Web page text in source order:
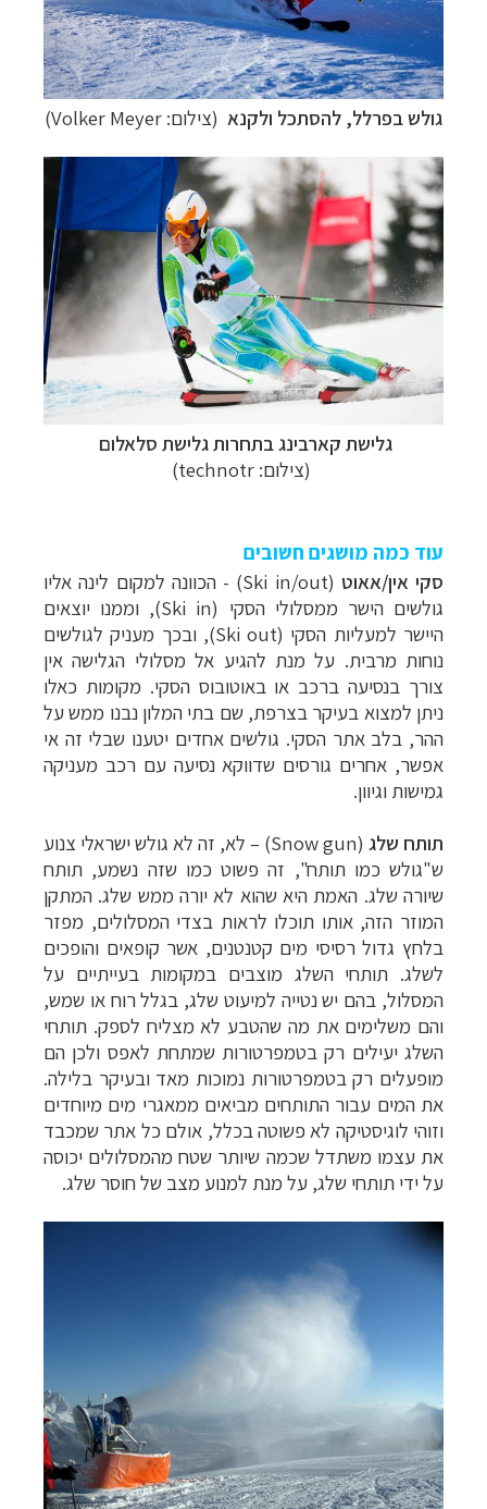
גולש בפרלל, להסתכל ולקנא (צילום: Volker Meyer
)
גלישת קארבינגבתחרות גלישת סלאלום
(צילום: technotr
)
עוד כמה מושגים חשובים
סקי אין/אאוט
(Ski in/out) - הכוונה למקום לינה אליו
גולשים הישר ממסלולי הסקי (Ski in), וממנו יוצאים
היישר למעליות הסקי (Ski out), ובכך מעניק לגולשים
נוחות מרבית. על מנת להגיע אל מסלולי הגלישה אין
צורך בנסיעה ברכב או באוטובוס הסקי. מקומות כאלו
ניתן למצוא בעיקר בצרפת, שם בתי המלון נבנו ממש על
ההר, בלב אתר הסקי. גולשים אחדים יטענו שבלי זה אי
אפשר, אחרים גורסים שדווקא נסיעה עם רכב מעניקה
גמישות וגיוון.
תותח שלג (
Snow gun) – לא, זה לא גולש ישראלי צנוע
ש"גולש כמו תותח", זה פשוט כמו שזה נשמע, תותח
שיורה שלג. האמת היא שהוא לא יורה ממש שלג. המתקן
המוזר הזה, אותו תוכלו לראות בצדי המסלולים, מפזר
בלחץ גדול רסיסי מים קטנטנים, אשר קופאים והופכים
לשלג. תותחי השלג מוצבים במקומות בעייתיים על
המסלול, בהם יש נטייה למיעוט שלג, בגלל רוח או שמש,
והם משלימים את מה שהטבע לא מצליח לספק. תותחי
השלג יעילים רק בטמפרטורות שמתחת לאפס ולכן הם
מופעלים רק בטמפרטורות נמוכות מאד ובעיקר בלילה.
את המים עבור התותחים מביאים ממאגרי מים מיוחדים
וזוהי לוגיסטיקה לא פשוטה בכלל, אולם כל אתר שמכבד
את עצמו משתדל שכמה שיותר שטח מהמסלולים יכוסה
על ידי תותחי שלג, על מנת למנוע מצב של חוסר שלג.